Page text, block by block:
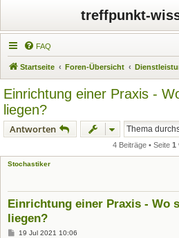
treffpunkt-
FAQ
Startseite Foren-Übersicht
Einrichtung einer Praxis -
liegen?
Antworten
4 Beiträge • Seite 1
Stochastiker
Einrichtung einer Praxis - Wo
liegen?
B19 Jul 2021 10:06